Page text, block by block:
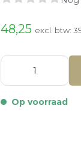
48,25 excl. btw:
Op voorraad